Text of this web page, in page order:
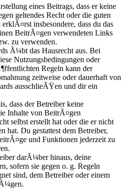
eines Beitrags, dass er keine
geltendes Recht oder die guten
insbesondere, dass du das
BeitrÃ¤gen verwendeten Links
zu verwenden.
Ã¼bt das Hausrecht aus. Bei
Nutzungsbedingungen oder
Regeln kann der
zeitweise oder dauerhaft von
ausschlieÃŸen und dir ein
dass der Betreiber keine
Inhalte von BeitrÃ¤gen
selbst erstellt hat oder die er nicht
hat. Du gestattest dem Betreiber,
und Funktionen jederzeit zu
darÃ¼ber hinaus, deine
sofern sie gegen o. g. Regeln
sind, dem Betreiber oder einem